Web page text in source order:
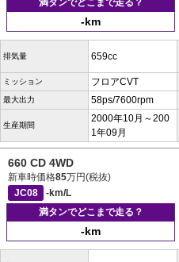
満タンでどこまで走る？
-km
排気量 659cc
ミッション フロアCVT
最大出力 58ps/7600rpm
生産期間
2000年10月～200
1年09月
660 CD 4WD
新車時価格85万円(税抜)
JC08
-km/L
満タンでどこまで走る？
-km